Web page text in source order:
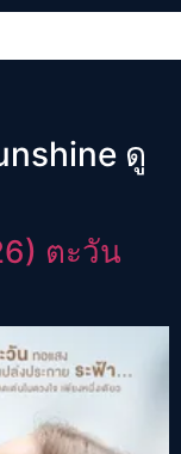
ดู
ตะวัน